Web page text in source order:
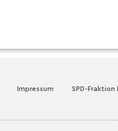
Impressum SPD-Fraktion